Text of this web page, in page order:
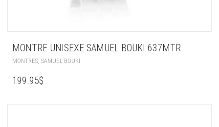
MONTRE UNISEXE SAMUEL BOUKI 637MTR
MONTRES SAMUEL BOUKI
199.95$